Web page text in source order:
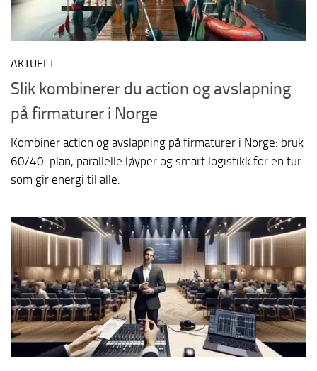
AKTUELT
Slik kombinerer du action og avslapning
på firmaturer i Norge
Kombiner action og avslapning på firmaturer i Norge: bruk
60/40-plan, parallelle løyper og smart logistikk for en tur
som gir energi til alle.